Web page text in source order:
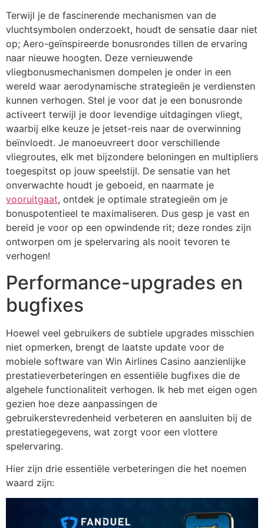
Terwijl je de fascinerende mechanismen van de
vluchtsymbolen onderzoekt, houdt de sensatie daar niet
op; Aero-geïnspireerde bonusrondes tillen de ervaring
naar nieuwe hoogten. Deze vernieuwende
vliegbonusmechanismen dompelen je onder in een
wereld waar aerodynamische strategieën je verdiensten
kunnen verhogen. Stel je voor dat je een bonusronde
activeert terwijl je door levendige uitdagingen vliegt,
waarbij elke keuze je jetset-reis naar de overwinning
beïnvloedt. Je manoeuvreert door verschillende
vliegroutes, elk met bijzondere beloningen en multipliers
toegespitst op jouw speelstijl. De sensatie van het
onverwachte houdt je geboeid, en naarmate je
vooruitgaat, ontdek je optimale strategieën om je
bonuspotentieel te maximaliseren. Dus gesp je vast en
bereid je voor op een opwindende rit; deze rondes zijn
ontworpen om je spelervaring als nooit tevoren te
verhogen!
Performance-upgrades en
bugfixes
Hoewel veel gebruikers de subtiele upgrades misschien
niet opmerken, brengt de laatste update voor de
mobiele software van Win Airlines Casino aanzienlijke
prestatieverbeteringen en essentiële bugfixes die de
algehele functionaliteit verhogen. Ik heb met eigen ogen
gezien hoe deze aanpassingen de
gebruikerstevredenheid verbeteren en aansluiten bij de
prestatiegegevens, wat zorgt voor een vlottere
spelervaring.
Hier zijn drie essentiële verbeteringen die het noemen
waard zijn: